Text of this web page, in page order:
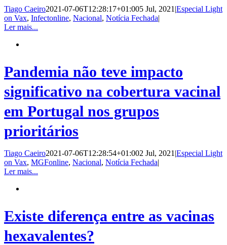
Tiago Caeiro2021-07-06T12:28:17+01:005 Jul, 2021 |Especial Light
on Vax, Infectonline, Nacional, Notícia Fechada|
Ler mais...
Pandemia não teve impacto
significativo na cobertura vacinal
em Portugal nos grupos
prioritários
Tiago Caeiro2021-07-06T12:28:54+01:002 Jul, 2021 |Especial Light
on Vax, MGFonline, Nacional, Notícia Fechada|
Ler mais...
Existe diferença entre as vacinas
hexavalentes?